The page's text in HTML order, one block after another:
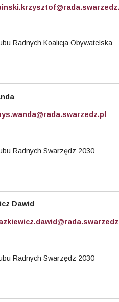
Radnych Koalicja Obywatelska
Radnych Swarzędz 2030
Dawid
Radnych Swarzędz 2030